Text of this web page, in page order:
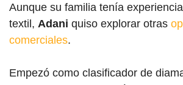
Aunque su familia tenía
textil, Adani quiso explorar otras
comerciales.
Empezó como clasificador de